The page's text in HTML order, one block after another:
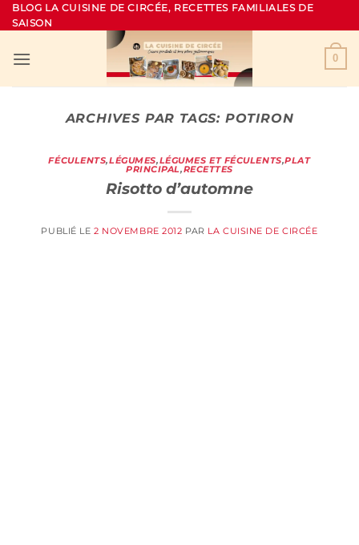
Passer
au
BLOG LA CUISINE DE CIRCÉE, RECETTES FAMILIALES DE
SAISON
0
ARCHIVES PAR TAGS: POTIRON
FÉCULENTS,LÉGUMES,LÉGUMES ET FÉCULENTS,PLAT
PRINCIPAL,RECETTES
Risotto d’automne
PUBLIÉ LE2 NOVEMBRE 2012 PAR LA CUISINE DE CIRCÉE